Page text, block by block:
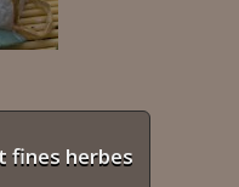
fines herbes